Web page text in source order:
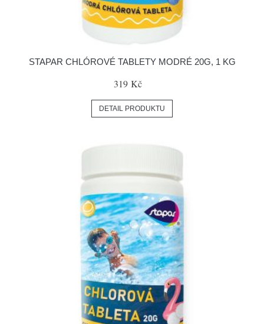
STAPAR CHLÓROVÉ TABLETY MODRÉ 20G, 1 KG
319 Kč
DETAIL PRODUKTU